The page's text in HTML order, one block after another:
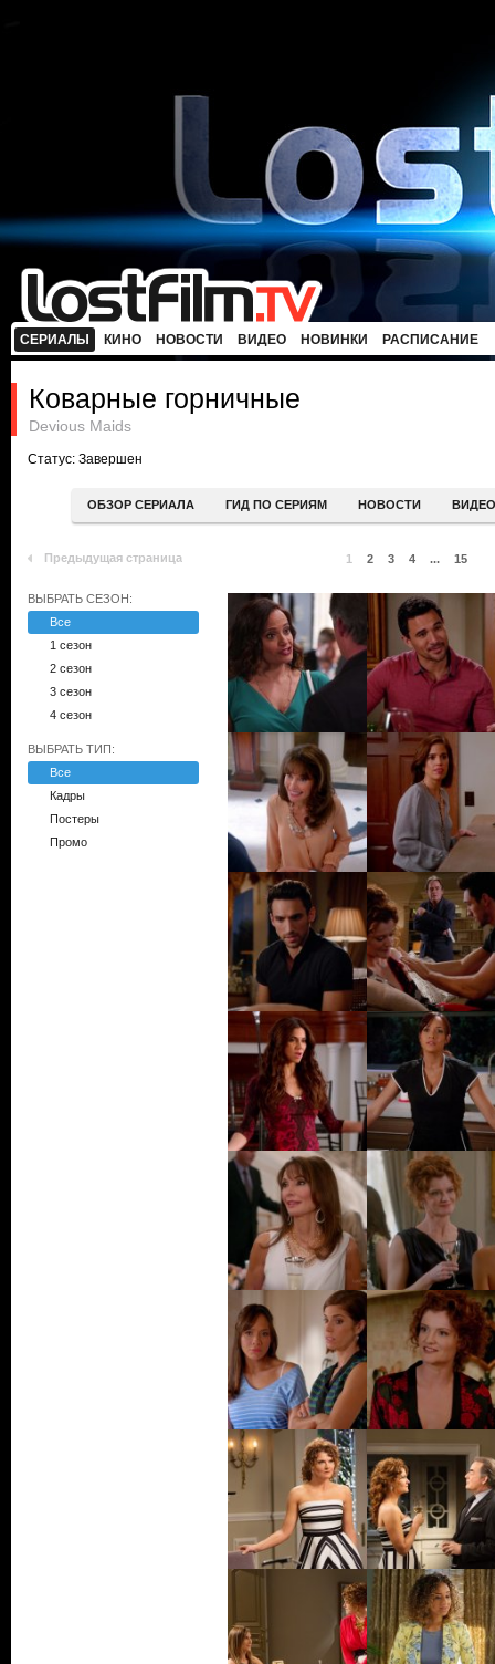
СЕРИАЛЫ КИНО НОВОСТИ ВИДЕО НОВИНКИ РАСПИСАНИЕ
Коварные горничные
Devious Maids
Статус: Завершен
ОБЗОР СЕРИАЛА ГИД ПО СЕРИЯМ НОВОСТИ ВИДЕО
Предыдущая страница 1 2 3 4 ... 15
ВЫБРАТЬ СЕЗОН:
Все
1 сезон
2 сезон
3 сезон
4 сезон
ВЫБРАТЬ ТИП:
Все
Кадры
Постеры
Промо